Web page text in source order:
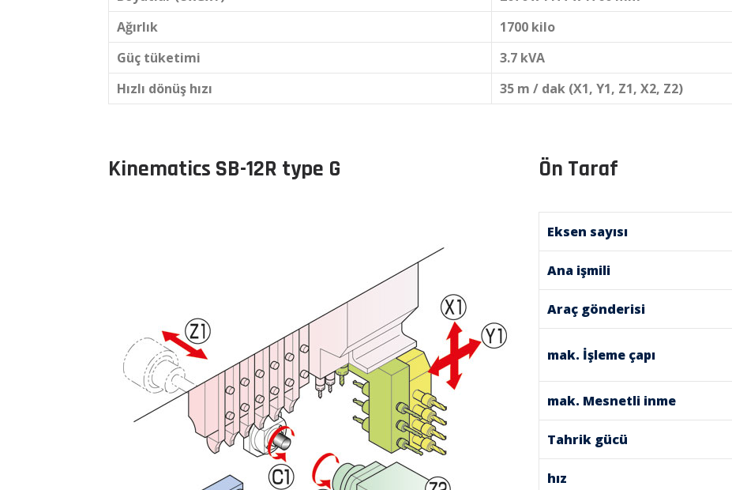
Ağırlık
1700 kilo
Güç tüketimi
3.7 kVA
Hızlı dönüş hızı
35 m / dak (X1, Y1, Z1, X2, Z2)
Kinematics SB-12R type G Ön Taraf
Eksen sayısı
Ana işmili
Araç gönderisi
mak. İşleme çapı
mak. Mesnetli inme
Tahrik gücü
hız